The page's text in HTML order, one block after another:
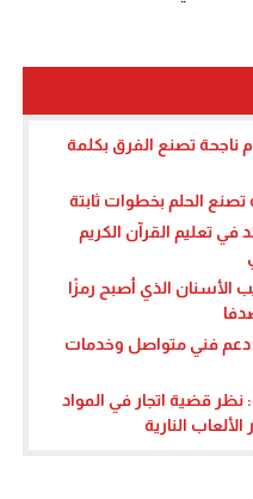
تصنع الفرق بكلمة
الحلم بخطوات ثابتة
في تعليم القرآن الكريم
الأسنان الذي أصبح رمزًا
دعم فني متواصل وخدمات
نظر قضية اتجار في المواد
النارية